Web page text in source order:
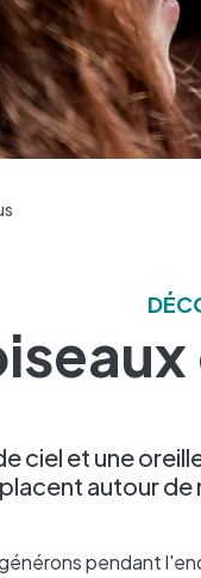
ciel et une
autour
pendant